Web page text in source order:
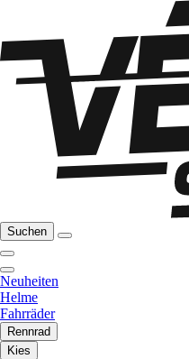
Suchen
Neuheiten
Helme
Fahrräder
Rennrad
Kies